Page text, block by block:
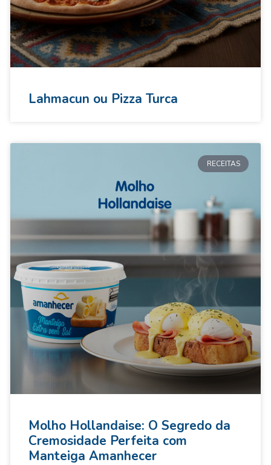
Lahmacun ou Pizza Turca
RECEITAS
Molho Hollandaise: O Segredo da
Cremosidade Perfeita com
Manteiga Amanhecer